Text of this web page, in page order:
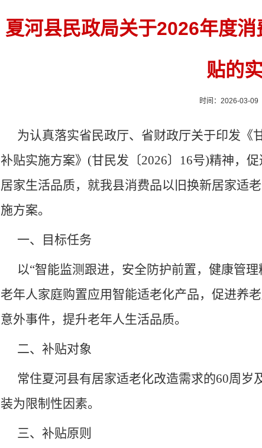
夏河县民政局关于2026年度
贴的
时间：2026-03-09
为认真落实省民政厅、省财政厅关于印发《
补贴实施方案》(甘民发〔2026〕16号)精神，
居家生活品质，就我县消费品以旧换新居家适
施方案。
一、目标任务
以“智能监测跟进，安全防护前置，健康管
老年人家庭购置应用智能适老化产品，促进养
意外事件，提升老年人生活品质。
二、补贴对象
常住夏河县有居家适老化改造需求的60周岁
装为限制性因素。
三、补贴原则